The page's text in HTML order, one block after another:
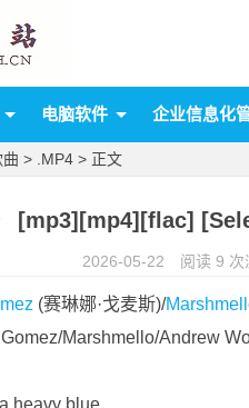
电脑软件 企业信息化
> .MP4 > 正文
[mp3][mp4][flac]
2026-05-22 阅读 9 次
(赛琳娜·戈麦斯)/
Marshmello/Andrew
heavy blue